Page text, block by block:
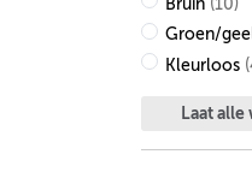
Bruin (10)
Groen/
Kleurloos
Laat alle